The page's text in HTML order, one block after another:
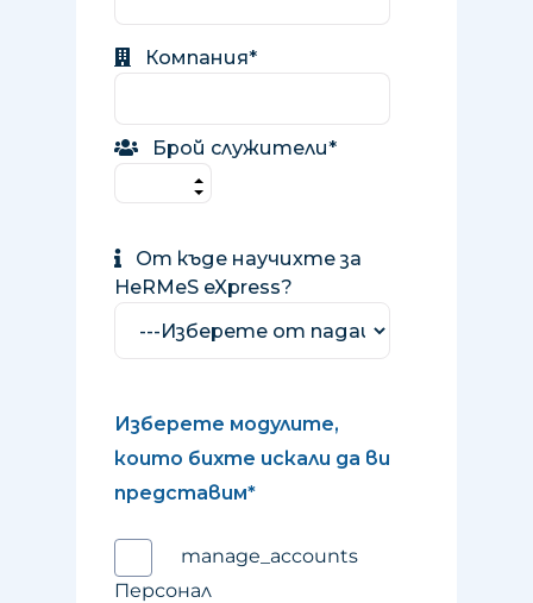
Компания*
Брой служители*
От къде научихте за
HeRMeS eXpress?
Изберете модулите,
които бихте искали да ви
представим*
manage_accounts
Персонал